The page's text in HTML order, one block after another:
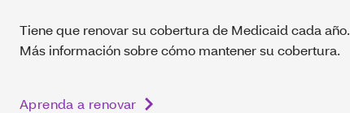
Tiene que renovar su cobertura de Medicaid cada año.
Más información sobre cómo mantener su cobertura.
Aprenda a renovar